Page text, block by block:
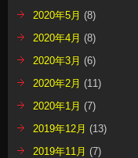
2020年5月 (8)
2020年4月 (8)
2020年3月 (6)
2020年2月 (11)
2020年1月 (7)
2019年12月 (13)
2019年11月 (7)